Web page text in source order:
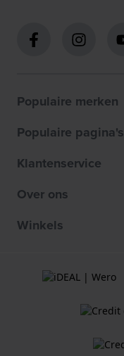
Populaire merken
Populaire pagina's
Klantenservice
Over ons
Winkels